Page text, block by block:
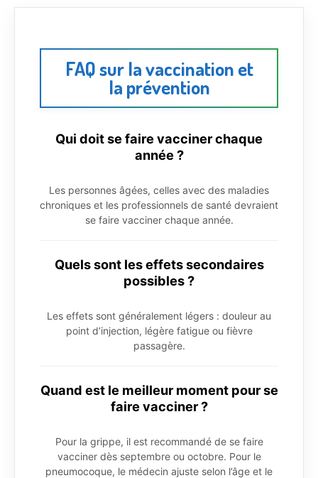
FAQ sur la vaccination et
la prévention
Qui doit se faire vacciner chaque
année ?
Les personnes âgées, celles avec des maladies
chroniques et les professionnels de santé devraient
se faire vacciner chaque année.
Quels sont les effets secondaires
possibles ?
Les effets sont généralement légers : douleur au
point d’injection, légère fatigue ou fièvre
passagère.
Quand est le meilleur moment pour se
faire vacciner ?
Pour la grippe, il est recommandé de se faire
vacciner dès septembre ou octobre. Pour le
pneumocoque, le médecin ajuste selon l’âge et le